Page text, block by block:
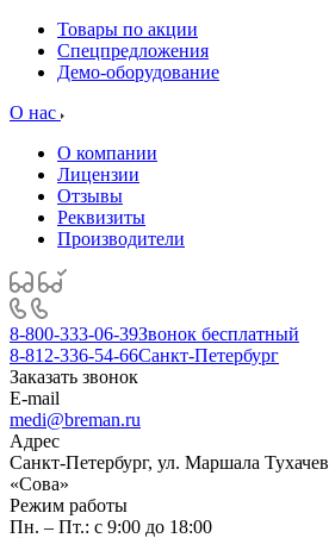
Товары по акции
Спецпредложения
Демо-оборудование
О нас
О компании
Лицензии
Отзывы
Реквизиты
Производители
8-800-333-06-39Звонок бесплатный
8-812-336-54-66Санкт-Петербург
Заказать звонок
E-mail
medi@breman.ru
Адрес
Санкт-Петербург, ул. Маршала
«Сова»
Режим работы
Пн. – Пт.: с 9:00 до 18:00